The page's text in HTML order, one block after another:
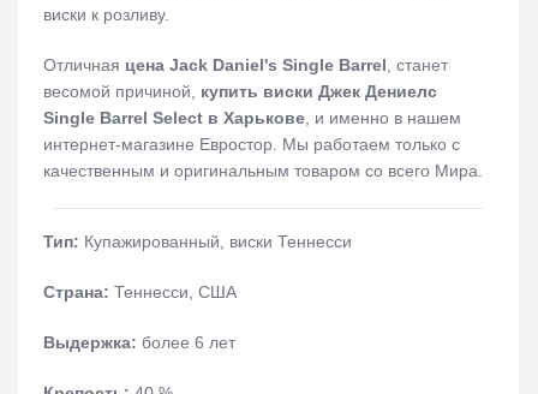
виски к розливу.
Отличная цена Jack Daniel's Single Barrel , станет
весомой причиной, купить виски Джек Дениелс
Single Barrel Selectв Харькове, и именно в нашем
интернет-магазине Евростор. Мы работаем только с
качественным и оригинальным товаром со всего Мира.
Тип: Купажированный, виски Теннесси
Страна: Теннесси, США
Выдержка: более 6 лет